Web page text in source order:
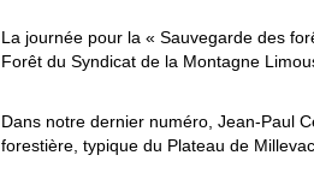
La journée pour la « Sauvegarde des
Forêt du Syndicat de la Montagne
Dans notre dernier numéro, Jean-Paul
forestière, typique du Plateau de